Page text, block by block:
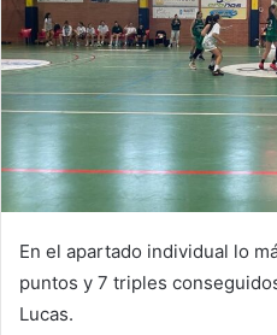
En el apartado individual lo
puntos y 7 triples
Lucas.